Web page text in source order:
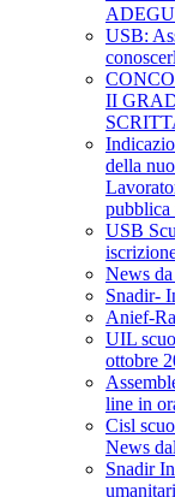
USB:
II
della
pubblica
USB
News
Snadir-
Anief-
UIL
ottobre
line in
Cisl
News
Snadir